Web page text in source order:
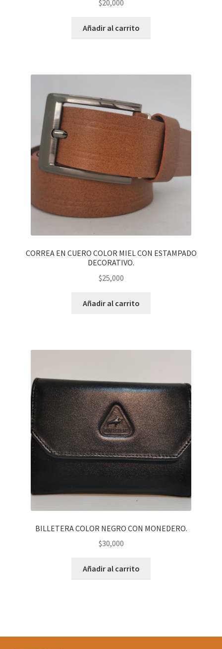
$20,000
Añadir al carrito
CORREA EN CUERO COLOR MIEL CON ESTAMPADO
DECORATIVO.
$25,000
Añadir al carrito
BILLETERA COLOR NEGRO CON MONEDERO.
$30,000
Añadir al carrito